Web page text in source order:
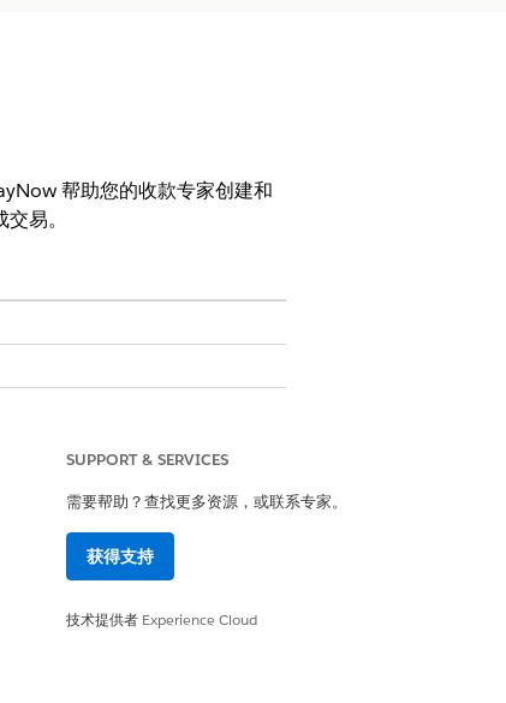
帮助您的收款专家创建和
易。
SUPPORT & SERVICES
需要帮助？查找更多资源，或联系专家。
获得支持
技术提供者 Experience Cloud